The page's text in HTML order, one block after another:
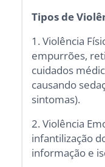
Tipos de
1. Violência
empurrões,
cuidados
causando
sintomas).
2. Violência
infantilização
informação e